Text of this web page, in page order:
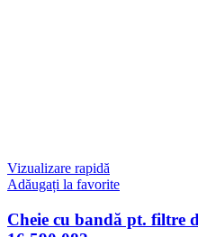
Vizualizare rapidă
Adăugați la favorite
Cheie cu bandă pt. filtre